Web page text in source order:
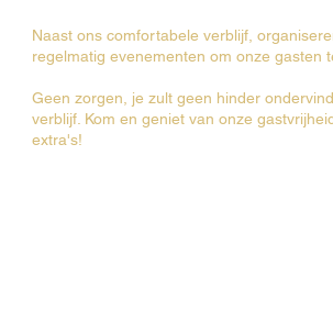
Naast ons comfortabele verblijf,
regelmatig evenementen om onze gasten
Geen zorgen, je zult geen hinder
verblijf. Kom en geniet van onze
extra's!